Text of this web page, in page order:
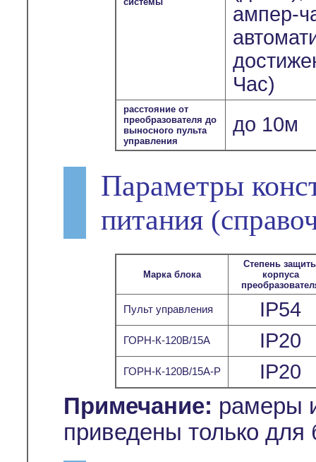
ампер-
Час)
расстояние от
преобразователя до
выносного пульта
управления
до 10м
Параметры
питания
Марка блока
Степень
корпуса
Пульт управления IP54
ГОРН-К-120В/15А IP20
ГОРН-К-120В/15А-Р IP20
Примечание: рамеры
приведены только для